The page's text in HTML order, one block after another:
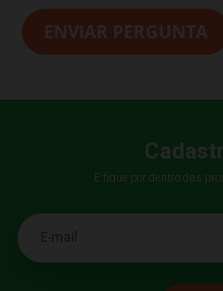
ENVIAR PERGUNTA
E fique por dentro das
E-mail